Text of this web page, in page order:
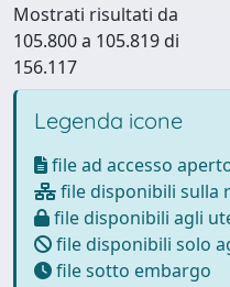
Mostrati risultati da
105.800 a 105.819 di
156.117
Legenda icone
file ad accesso
file disponibili sulla
file disponibili agli
file disponibili solo
file sotto embargo